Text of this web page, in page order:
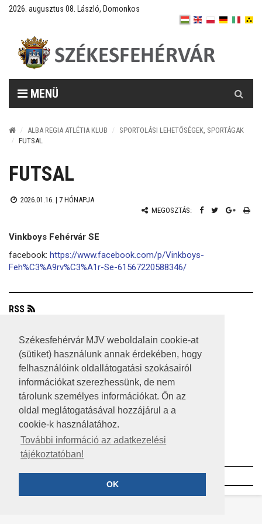
Székesfehérvár MJV weboldalain cookie-at
(sütiket) használunk annak érdekében, hogy
felhasználóink oldallátogatási szokásairól
információkat szerezhessünk, de nem
tárolunk személyes információkat. Ön az
oldal meglátogatásával hozzájárul a a
cookie-k használatához.
További információ az adatkezelési
tájékoztatóban!
OK
2026. augusztus 08. László, Domonkos
MENÜ
ALBA REGIA ATLÉTIA KLUB
SPORTOLÁSI LEHETŐSÉGEK, SPORTÁGAK
FUTSAL
FUTSAL
2026.01.16. | 7 HÓNAPJA
MEGOSZTÁS:
Vinkboys Fehérvár SE
facebook: https://www.facebook.com/p/Vinkboys-
Feh%C3%A9rv%C3%A1r-Se-61567220588346/
RSS
JOGI NYILATKOZAT
IMPRESSZUM
MÉDIAAJÁNLAT
KÖZÉRDEKŰ ADATOK
ADATVÉDELEM
©2023 SZÉKESFEHÉRVÁR MEGYEI JOGÚ VÁROS